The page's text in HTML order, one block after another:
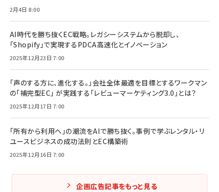
2月4日 8:00
AI時代を勝ち抜くEC戦略。レガシーシステムから脱却し、
「Shopify」で実現するPDCA高速化とイノベーション
2025年12月23日 7:00
「声のする方に、進化する。」会社全体最適を目標とするワークマン
の「補完型EC」 が実践する「レビューマーケティング3.0」とは？
2025年12月17日 7:00
「所有から利用へ」の潮流をAIで勝ち抜く。事例で学ぶレンタル・リ
ユースビジネスの成功法則とEC構築術
2025年12月16日 7:00
企画広告記事をもっと見る